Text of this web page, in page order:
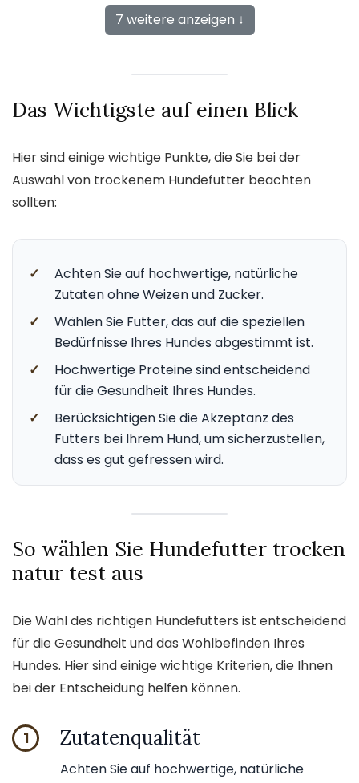
7 weitere anzeigen ↓
Das Wichtigste auf einen Blick
Hier sind einige wichtige Punkte, die Sie bei der
Auswahl von trockenem Hundefutter beachten
sollten:
✓
Achten Sie auf hochwertige, natürliche
Zutaten ohne Weizen und Zucker.
✓
Wählen Sie Futter, das auf die speziellen
Bedürfnisse Ihres Hundes abgestimmt ist.
✓
Hochwertige Proteine sind entscheidend
für die Gesundheit Ihres Hundes.
✓
Berücksichtigen Sie die Akzeptanz des
Futters bei Ihrem Hund, um sicherzustellen,
dass es gut gefressen wird.
So wählen Sie Hundefutter trocken
natur test aus
Die Wahl des richtigen Hundefutters ist entscheidend
für die Gesundheit und das Wohlbefinden Ihres
Hundes. Hier sind einige wichtige Kriterien, die Ihnen
bei der Entscheidung helfen können.
1 Zutatenqualität
Achten Sie auf hochwertige, natürliche